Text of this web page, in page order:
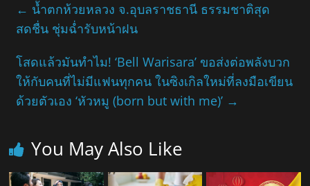
← น้ำตกห้วยหลวง จ.อุบลราชธานี ธรรมชาติสุด
สดชื่น ชุ่มฉ่ำรับหน้าฝน
โสดแล้วมันทำไม! ‘Bell Warisara’ ขอส่งต่อพลังบวก
ให้กับคนที่ไม่มีแฟนทุกคน ในซิงเกิลใหม่ที่ลงมือเขียน
ด้วยตัวเอง ‘หัวหมู (born but with me)’ →
You May Also Like